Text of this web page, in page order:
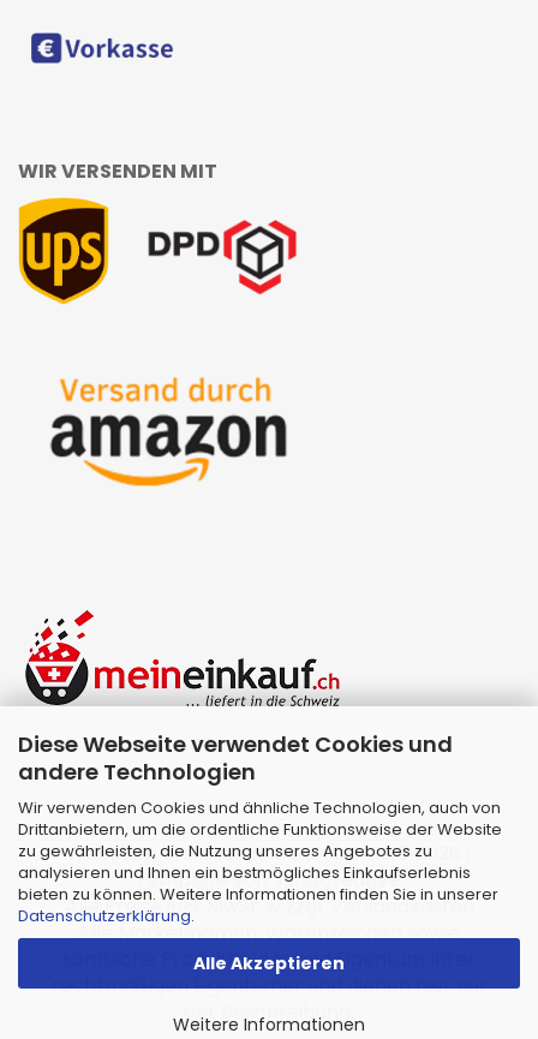
Diese Webseite verwendet Cookies und
andere Technologien
Wir verwenden Cookies und ähnliche Technologien, auch von
Drittanbietern, um die ordentliche Funktionsweise der Website
zu gewährleisten, die Nutzung unseres Angebotes zu
analysieren und Ihnen ein bestmögliches Einkaufserlebnis
bieten zu können. Weitere Informationen finden Sie in unserer
Datenschutzerklärung.
Alle Akzeptieren
Weitere Informationen
WIR VERSENDEN MIT
Webshop erstellenmit Gambio.de © 2026 |
Template vonJungCreative.
Alle Preise inkl. MwSt. & zzgl. Versandkosten
Alle Markennamen, Warenzeichen sowie
sämtliche Produktbilder sind Eigentum Ihrer
rechtmäßigen Eigentümer und dienen hier nur
der Beschreibung.